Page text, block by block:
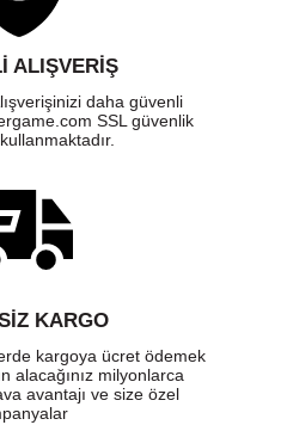
ALIŞVERIŞ
daha güvenli
SSL güvenlik
KARGO
kargoya ücret ödemek
alacağınız milyonlarca
avantajı ve size özel